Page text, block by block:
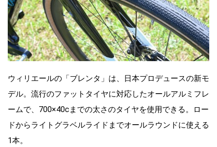
ウィリエールの「ブレンタ」は、日本プロデュースの新モ
デル。流行のファットタイヤに対応したオールアルミフレ
ームで、700×40cまでの太さのタイヤを使用できる。ロー
ドからライトグラベルライドまでオールラウンドに使える
1本。